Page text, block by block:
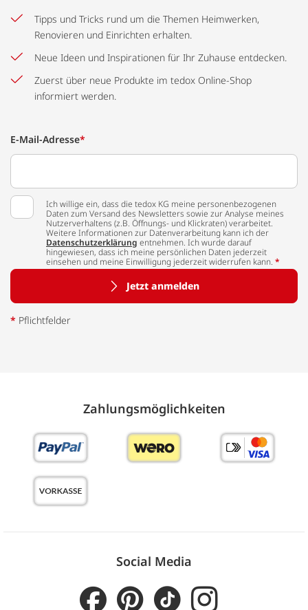
Tipps und Tricks rund um die Themen Heimwerken,
Renovieren und Einrichten erhalten.
Neue Ideen und Inspirationen für Ihr Zuhause entdecken.
Zuerst über neue Produkte im tedox Online-Shop
informiert werden.
E-Mail-Adresse*
Ich willige ein, dass die tedox KG meine personenbezogenen
Daten zum Versand des Newsletters sowie zur Analyse meines
Nutzerverhaltens (z.B. Öffnungs- und Klickraten) verarbeitet.
Weitere Informationen zur Datenverarbeitung kann ich der
Datenschutzerklärung entnehmen. Ich wurde darauf
hingewiesen, dass ich meine persönlichen Daten jederzeit
einsehen und meine Einwilligung jederzeit widerrufen kann. *
Jetzt anmelden
* Pflichtfelder
Zahlungs­möglich­keiten
Social Media